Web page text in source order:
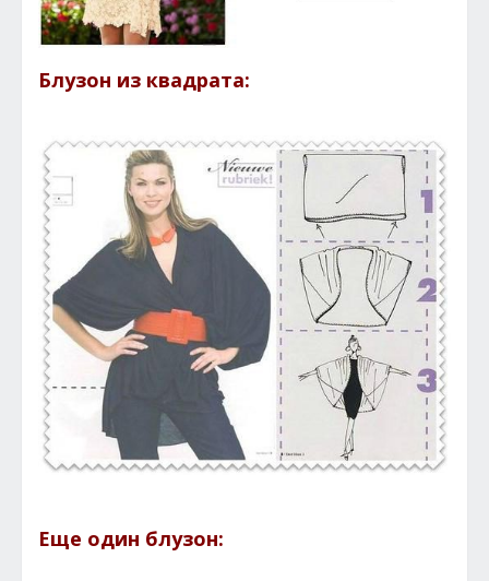
Блузон из квадрата:
Еще один блузон: